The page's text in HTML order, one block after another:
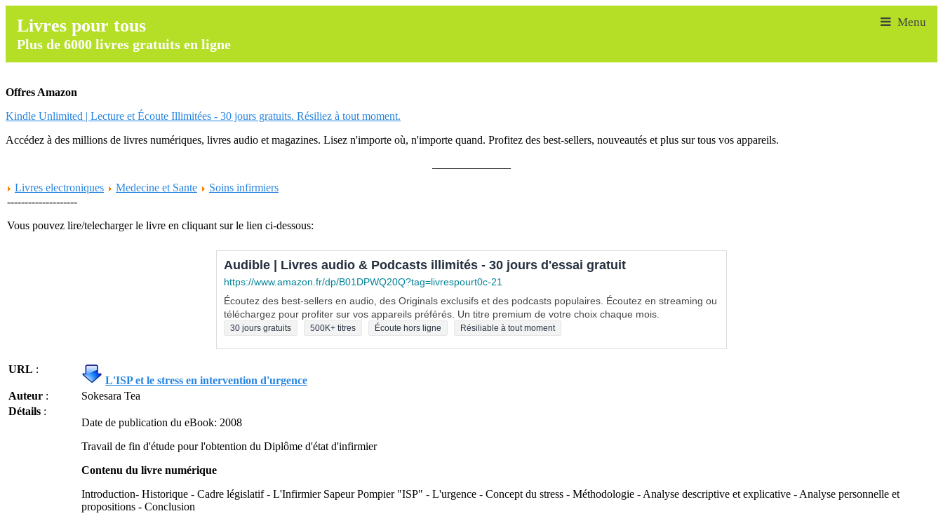
Livres pour tous
Plus de 6000 livres gratuits en ligne
Offres Amazon
Kindle Unlimited | Lecture et Écoute Illimitées - 30 jours gratuits. Résiliez à tout moment.
Accédez à des millions de livres numériques, livres audio et magazines. Lisez n'importe où, n'importe quand. Profitez des best-sellers, nouveautés et plus sur tous vos appareils.
Livres electroniques
Medecine et Sante
Soins infirmiers
--------------------
Vous pouvez lire/telecharger le livre en cliquant sur le lien ci-dessous:
Audible | Livres audio & Podcasts illimités - 30 jours d'essai gratuit
https://www.amazon.fr/dp/B01DPWQ20Q?tag=livrespourt0c-21
Écoutez des best-sellers en audio, des Originals exclusifs et des podcasts populaires. Écoutez en streaming ou
téléchargez pour profiter sur vos appareils préférés. Un titre premium de votre choix chaque mois.
30 jours gratuits 500K+ titres Écoute hors ligne Résiliable à tout moment
URL :
L'ISP et le stress en intervention d'urgence
Auteur :
Sokesara Tea
Détails :
Date de publication du eBook: 2008
Travail de fin d'étude pour l'obtention du Diplôme d'état d'infirmier
Contenu du livre numérique
Introduction- Historique - Cadre législatif - L'Infirmier Sapeur Pompier "ISP" - L'urgence - Concept du stress - Méthodologie - Analyse descriptive et explicative - Analyse personnelle et
propositions - Conclusion